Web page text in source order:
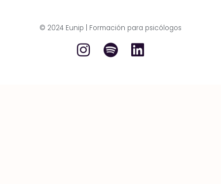
© 2024 Eunip | Formación para psicólogos